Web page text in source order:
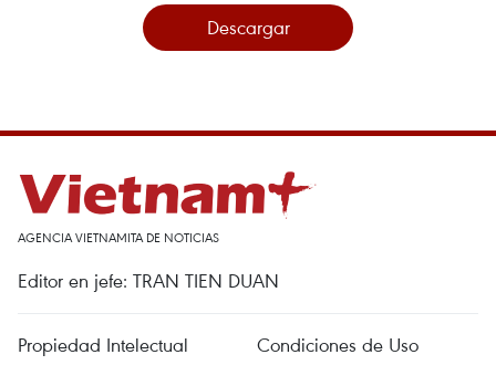
Descargar
AGENCIA VIETNAMITA DE NOTICIAS
Editor en jefe: TRAN TIEN DUAN
Propiedad Intelectual
Condiciones de Uso